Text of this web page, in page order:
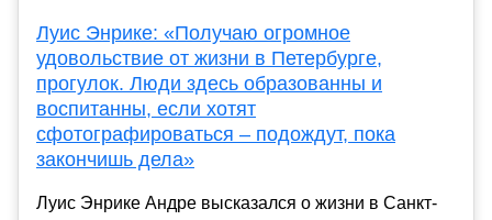
Луис Энрике: «Получаю огромное
удовольствие от жизни в Петербурге,
прогулок. Люди здесь образованны и
воспитанны, если хотят
сфотографироваться – подождут, пока
закончишь дела»
Луис Энрике Андре высказался о жизни в Санкт-